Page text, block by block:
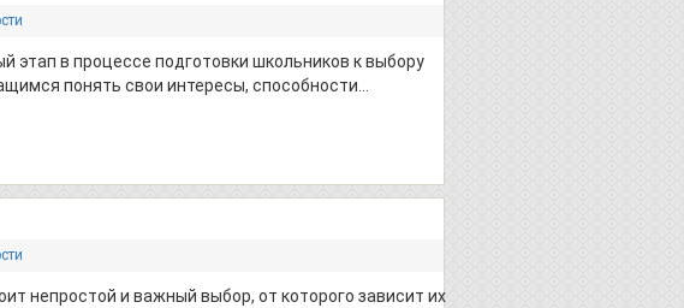
в процессе подготовки школьников к выбору
понять свои интересы, способности…
непростой и важный выбор, от которого зависит их